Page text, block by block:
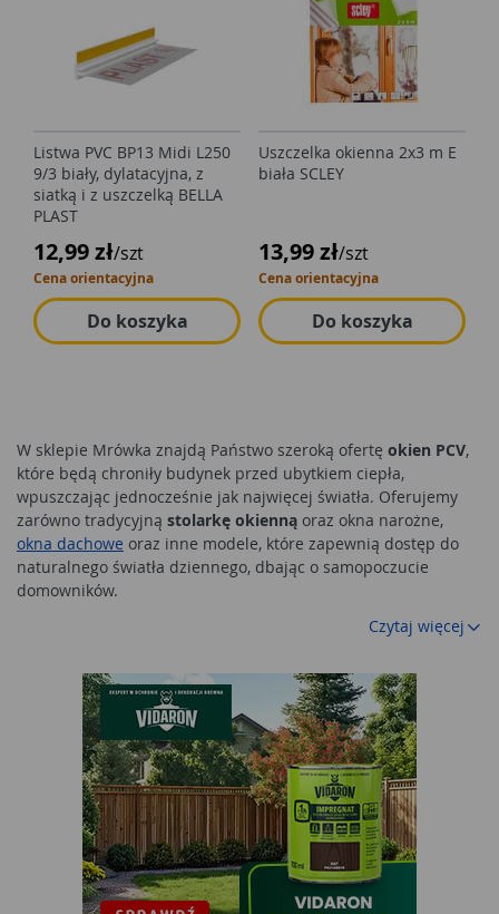
Listwa PVC BP13 Midi L250
9/3 biały, dylatacyjna, z
siatką i z uszczelką BELLA
PLAST
12,99 zł/szt
Cena orientacyjna
Do koszyka
Uszczelka okienna 2x3 m E
biała SCLEY
13,99 zł/szt
Cena orientacyjna
Do koszyka
W sklepie Mrówka znajdą Państwo szeroką ofertę okien PCV,
które będą chroniły budynek przed ubytkiem ciepła,
wpuszczając jednocześnie jak najwięcej światła. Oferujemy
zarówno tradycyjną stolarkę okienną oraz okna narożne,
okna dachowe oraz inne modele, które zapewnią dostęp do
naturalnego światła dziennego, dbając o samopoczucie
domowników.
parametrów:
- odporność na obciążenie wiatrem – sześć klas, przy czym w
naszym klimacie wystarczające są klasy C2 oraz C3;
- wodoszczelność – dziesięć klas, w tym przypadku im wyższa
klasa, tym lepsza wodoszczelnośćokna, najlepiej wybierać
modele powyżej 8A;
- właściwości akustyczne – im wyższa wartość, tym lepsza
ochrona przed dźwiękami. W miejscach narażonych na hałas
montuje sięoknoo współczynniku Rw >40 dB;
Czytaj więcej